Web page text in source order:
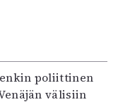
poliittinen
välisiin